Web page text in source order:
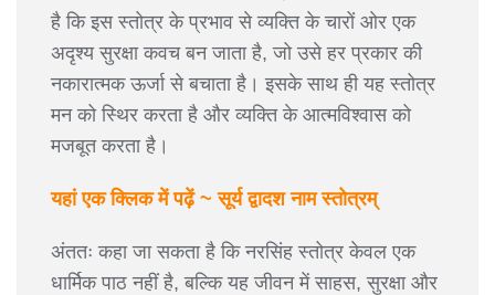
है कि इस स्तोत्र के प्रभाव से व्यक्ति के चारों ओर एक
अदृश्य सुरक्षा कवच बन जाता है, जो उसे हर प्रकार की
नकारात्मक ऊर्जा से बचाता है। इसके साथ ही यह स्तोत्र
मन को स्थिर करता है और व्यक्ति के आत्मविश्वास को
मजबूत करता है।
यहां एक क्लिक में पढ़ें ~ सूर्य द्वादश नाम स्तोत्रम्
अंततः कहा जा सकता है कि नरसिंह स्तोत्र केवल एक
धार्मिक पाठ नहीं है, बल्कि यह जीवन में साहस, सुरक्षा और